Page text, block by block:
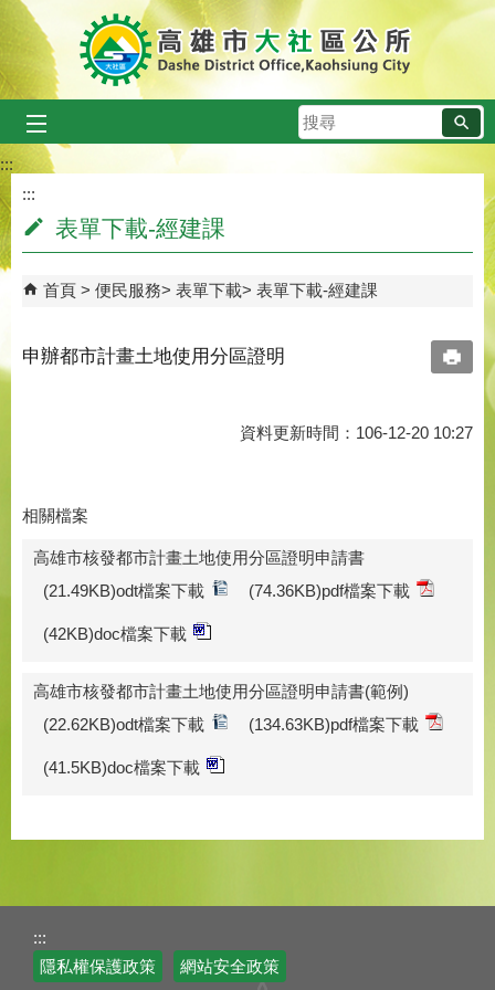
跳到主要內容區塊
搜
尋
:::
:::
表單下載-經建課
首頁 便民服務 表單下載 表單下載-經建課
申辦都市計畫土地使用分區證明
資料更新時間：106-12-20 10:27
相關檔案
高雄市核發都市計畫土地使用分區證明申請書
(21.49KB)odt檔案下載
(74.36KB)pdf檔案下載
(42KB)doc檔案下載
高雄市核發都市計畫土地使用分區證明申請書(範例)
(22.62KB)odt檔案下載
(134.63KB)pdf檔案下載
(41.5KB)doc檔案下載
:::
隱私權保護政策
網站安全政策